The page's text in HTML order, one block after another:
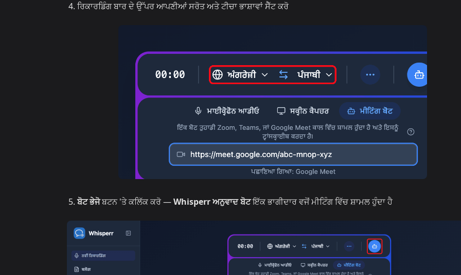
ਰਿਕਾਰਡਿੰਗ ਬਾਰ ਦੇ ਉੱਪਰ ਆਪਣੀਆਂ ਸਰੋਤ ਅਤੇ ਟੀਚਾ ਭਾਸ਼ਾਵਾਂ ਸੈੱਟ ਕਰੋ
ਬੋਟ ਭੇਜੋਬਟਨ 'ਤੇ ਕਲਿੱਕ ਕਰੋ —Whisperr ਅਨੁਵਾਦ ਬੋਟਇੱਕ ਭਾਗੀਦਾਰ ਵਜੋਂ ਮੀਟਿੰਗ ਵਿੱਚ ਸ਼ਾਮਲ ਹੁੰਦਾ ਹੈ